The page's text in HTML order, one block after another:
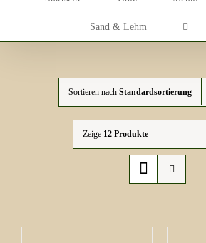
Sand & Lehm
Sortieren nach Standardsortierung
Zeige 12 Produkte